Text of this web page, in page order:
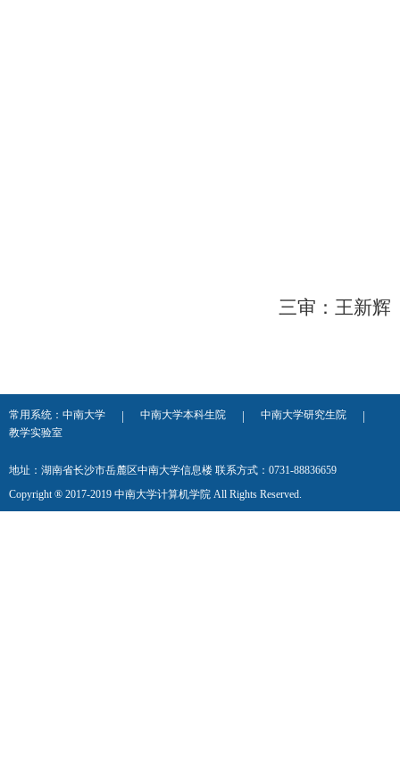
三审：王新辉
常用系统： 中南大学 | 中南大学本科生院 | 中南大学研究生院 |
教学实验室
地址：湖南省长沙市岳麓区中南大学信息楼 联系方式：0731-88836659
Copyright ® 2017-2019 中南大学计算机学院 All Rights Reserved.